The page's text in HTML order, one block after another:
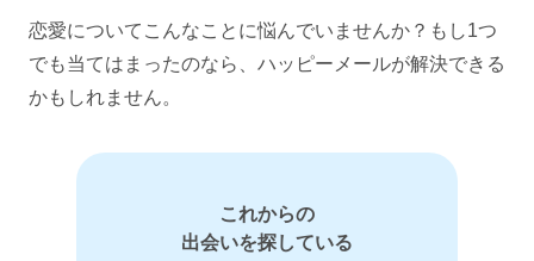
恋愛についてこんなことに悩んでいませんか？ もし1つ
でも当てはまったのなら、ハッピーメールが解決できる
かもしれません。
これからの
出会いを探している